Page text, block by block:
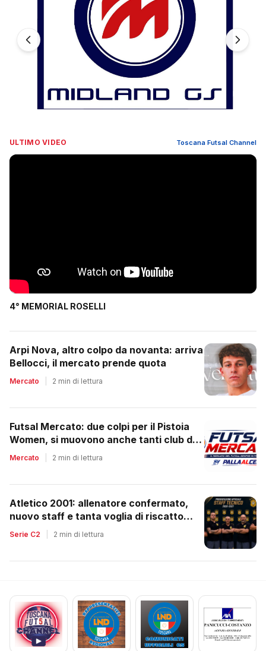
ULTIMO VIDEO Toscana Futsal Channel
4° MEMORIAL ROSELLI
Arpi Nova, altro colpo da novanta: arriva
Bellocci, il mercato prende quota
Mercato 2 min di lettura
Futsal Mercato: due colpi per il Pistoia
Women, si muovono anche tanti club del
regionale
Mercato 2 min di lettura
Atletico 2001: allenatore confermato,
nuovo staff e tanta voglia di riscatto
dopo la retrocessione
Serie C2 2 min di lettura